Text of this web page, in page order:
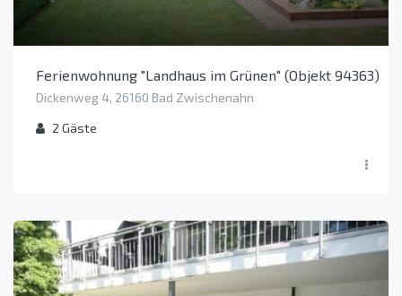
Ferienwohnung "Landhaus im Grünen" (Objekt 94363)
Dickenweg 4, 26160 Bad Zwischenahn
2 Gäste